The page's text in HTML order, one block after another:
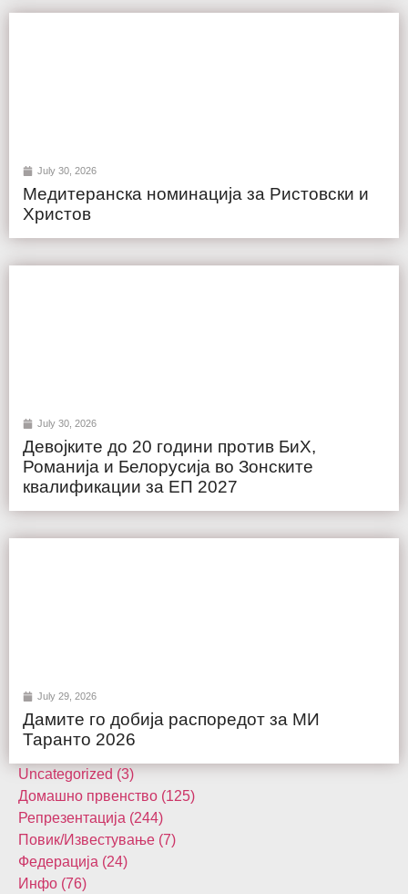
July 30, 2026
Медитеранска номинација за Ристовски и
Христов
July 30, 2026
Девојките до 20 години против БиХ,
Романија и Белорусија во Зонските
квалификации за ЕП 2027
July 29, 2026
Дамите го добија распоредот за МИ
Таранто 2026
Uncategorized (3)
Домашнo првенство (125)
Репрезентација (244)
Повик/Известување (7)
Федерација (24)
Инфо (76)